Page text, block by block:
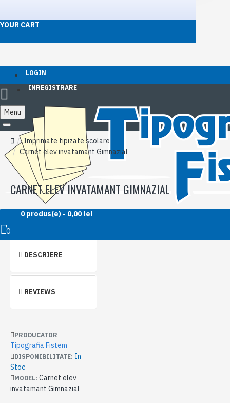
YOUR CART
LOGIN
INREGISTRARE
Menu
0 produs(e) - 0,00 lei
0
Imprimate tipizate scolare
Carnet elev invatamant Gimnazial
CARNET ELEV INVATAMANT GIMNAZIAL
DESCRIERE
REVIEWS
PRODUCATOR
Tipografia Fistem
DISPONIBILITATE: In
Stoc
MODEL: Carnet elev
invatamant Gimnazial